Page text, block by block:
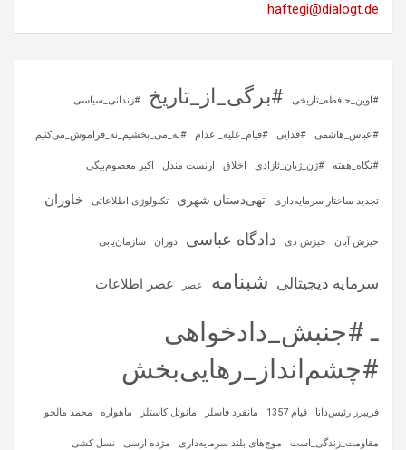
haftegi@dialogt.de
#اوین_حافظه_تاریخی #برگی_از_تاریخ #زندانی_سیاسی
#عباس_هاشمی #فدایی #قیام_علیه_اعدام #نه_می_بخشیم_نه_فراموش_می‌کنیم
#نگاه_هفته #ژن_ژیان_ئازادی اخلاق ارنست مندل اکبر معصوم‌بیگی
تجدید ساختار سرمایه‌داری تهی‌دستان شهری تکنولوژی اطلاعاتی خاوران
خیزش آبان خیزش دی دادگاه عباسی دوران سازمان‌یابی
سرمایه‌ دیجیتالی شبنامه عصر عصر اطلاعات
ـ #جنبش_دادخواهی
#چشم‌انداز_رهایی‌بخش
فریبرز رئیس‌دانا قیام 1357 مانفرد فاسلر مانوئل کاستلز ماهواره‌ محمد مالجو
مقاومت_زندگی_است موج‌های بلند سرمایه‌داری مژده ارسی نسل کشی